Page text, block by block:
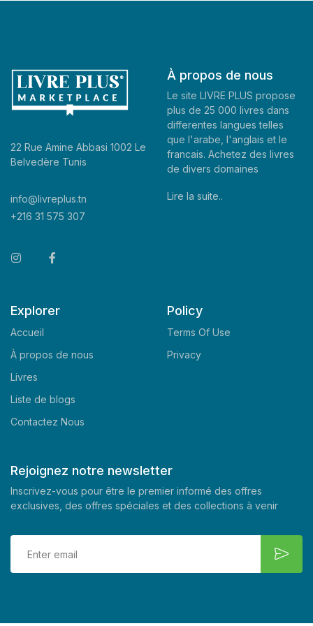
22 Rue Amine Abbasi 1002 Le
Belvedère Tunis
info@livreplus.tn
+216 31 575 307
À propos de nous
Le site LIVRE PLUS propose
plus de 25 000 livres dans
differentes langues telles
que l'arabe, l'anglais et le
francais. Achetez des livres
de divers domaines
Lire la suite..
Explorer
Accueil
À propos de nous
Livres
Liste de blogs
Contactez Nous
Policy
Terms Of Use
Privacy
Rejoignez notre newsletter
Inscrivez-vous pour être le premier informé des offres
exclusives, des offres spéciales et des collections à venir